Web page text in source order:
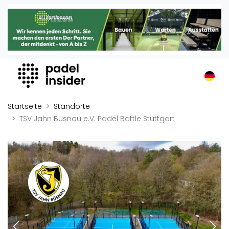
Padel Insider
Home
Organisationen
Buchungssysteme
Padel-Shops
Padel-Marken
Verschiedenes
Veranstaltungen
Turniere
International
Playtomic
Startseite
Standorte
TSV Jahn Büsnau e.V. Padel Battle Stuttgart